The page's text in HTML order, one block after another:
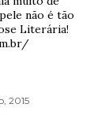
não é tão
Literária!
2015